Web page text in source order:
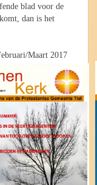
blad voor de
dan is het
Maart 2017